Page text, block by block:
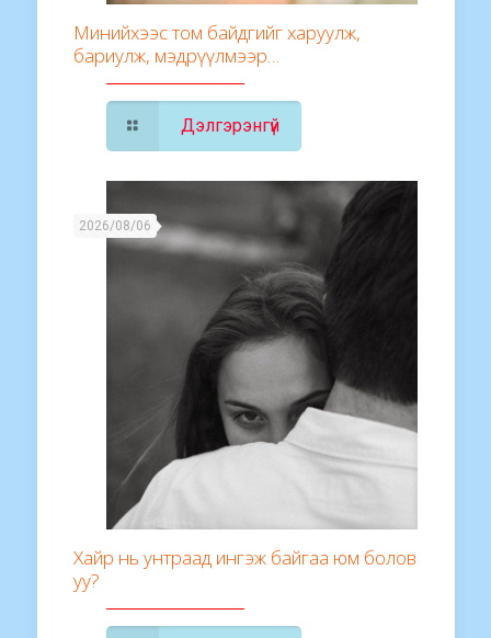
Минийхээс том байдгийг харуулж,
бариулж, мэдрүүлмээр…
Дэлгэрэнгүй
2026/08/06
Хайр нь унтраад ингэж байгаа юм болов
уу?